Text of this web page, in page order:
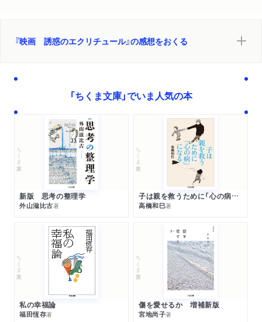
『映画 誘惑のエクリチュール』の感想をおくる
「ちくま文庫」でいま人気の本
ちくま文庫
新版 思考の整理学
外山滋比古著
ちくま文庫
子は親を救うために「心の病」になる
高橋和巳著
ちくま文庫
私の幸福論
福田恆存著
ちくま文庫
傷を愛せるか 増補新版
宮地尚子著